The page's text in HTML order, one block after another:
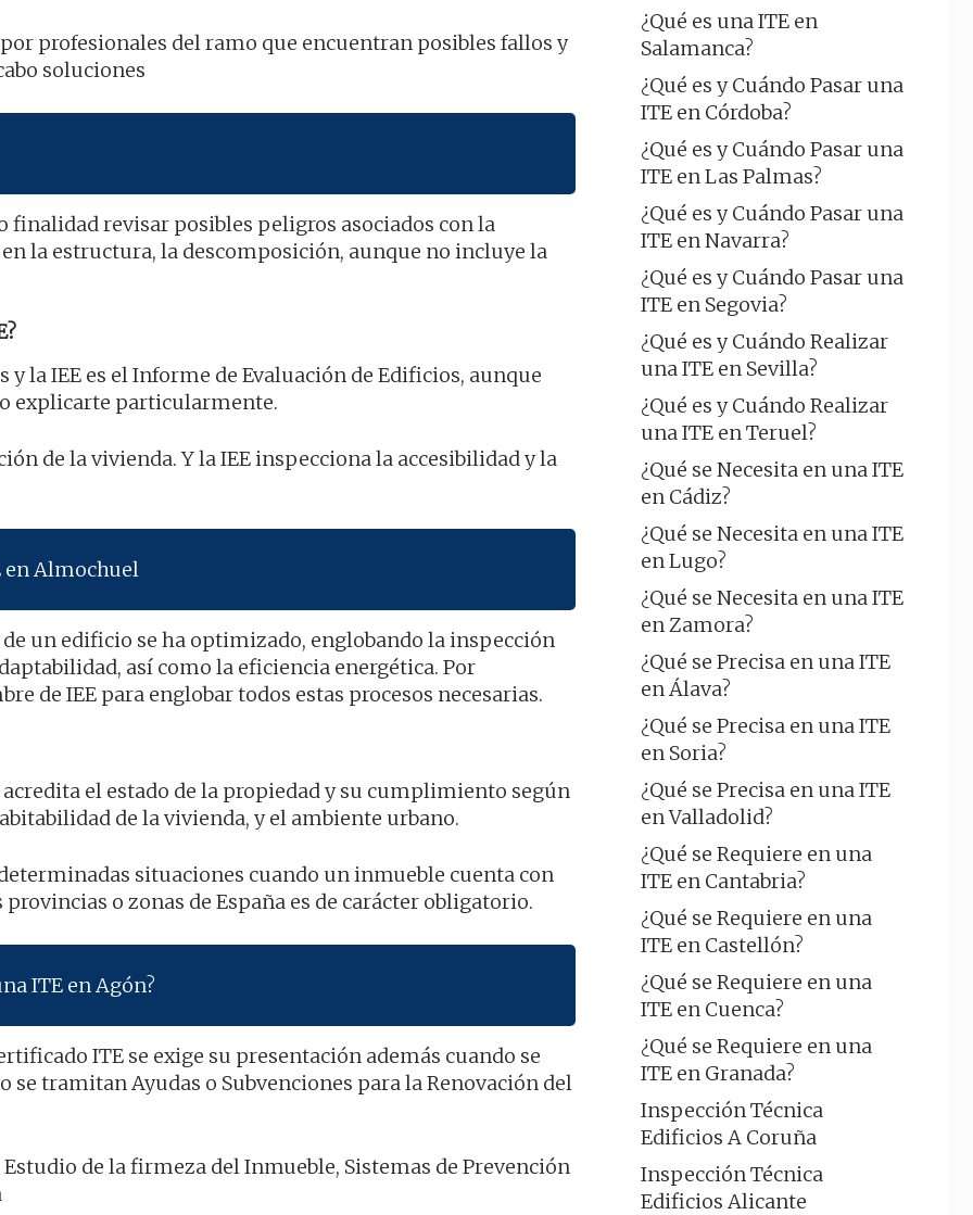
profesionales del ramo que encuentran posibles fallos y
soluciones
revisar posibles peligros asociados con la
la estructura, la descomposición, aunque no incluye la
y la IEE es el Informe de Evaluación de Edificios, aunque
explicarte particularmente.
de la vivienda. Y la IEE inspecciona la accesibilidad y la
en Almochuel
un edificio se ha optimizado, englobando la inspección
así como la eficiencia energética. Por
de IEE para englobar todos estas procesos necesarias.
el estado de la propiedad y su cumplimiento según
de la vivienda, y el ambiente urbano.
situaciones cuando un inmueble cuenta con
o zonas de España es de carácter obligatorio.
ITE en Agón?
ITE se exige su presentación además cuando se
se tramitan Ayudas o Subvenciones para la Renovación del
de la firmeza del Inmueble, Sistemas de Prevención
¿Qué es una ITE en
Salamanca?
¿Qué es y Cuándo Pasar una
ITE en Córdoba?
¿Qué es y Cuándo Pasar una
ITE en Las Palmas?
¿Qué es y Cuándo Pasar una
ITE en Navarra?
¿Qué es y Cuándo Pasar una
ITE en Segovia?
¿Qué es y Cuándo Realizar
una ITE en Sevilla?
¿Qué es y Cuándo Realizar
una ITE en Teruel?
¿Qué se Necesita en una ITE
en Cádiz?
¿Qué se Necesita en una ITE
en Lugo?
¿Qué se Necesita en una ITE
en Zamora?
¿Qué se Precisa en una ITE
en Álava?
¿Qué se Precisa en una ITE
en Soria?
¿Qué se Precisa en una ITE
en Valladolid?
¿Qué se Requiere en una
ITE en Cantabria?
¿Qué se Requiere en una
ITE en Castellón?
¿Qué se Requiere en una
ITE en Cuenca?
¿Qué se Requiere en una
ITE en Granada?
Inspección Técnica
Edificios A Coruña
Inspección Técnica
Edificios Alicante